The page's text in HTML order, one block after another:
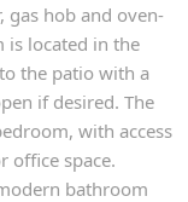
gas hob and oven-
is located in the
the patio with a
if desired. The
with access
office space.
bathroom